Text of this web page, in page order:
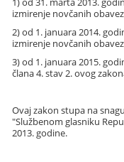
izmirenje novčanih
2) od 1. januara 2014.
izmirenje novčanih
3) od 1. januara 2015.
člana 4. stav 2. ovog
Ovaj zakon stupa na
"Službenom glasniku
2013. godine.